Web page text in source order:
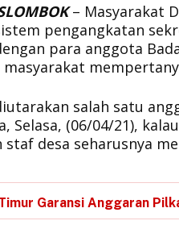
– Masyarakat
pengangkatan
para anggota
masyarakat
salah satu
Selasa, (06/04/21),
staf desa seharusnya
Garansi Anggaran